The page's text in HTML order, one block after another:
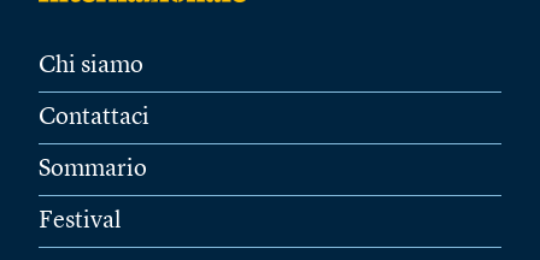
Chi siamo
Contattaci
Sommario
Festival